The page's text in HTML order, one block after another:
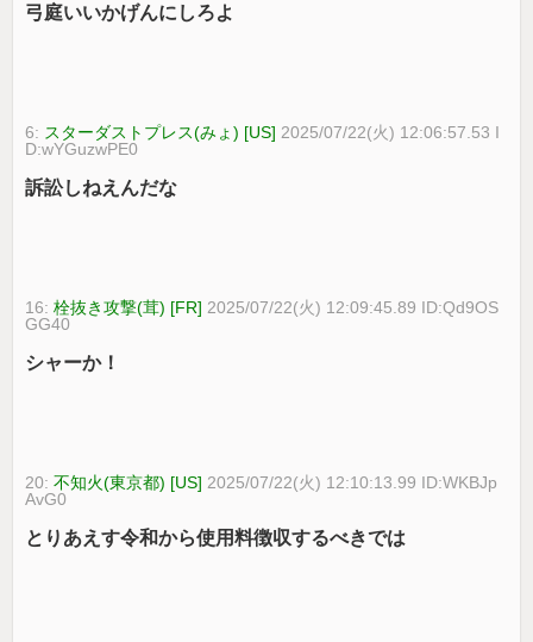
弓庭いいかげんにしろよ
6: スターダストプレス(みょ) [US] 2025/07/22(火) 12:06:57.53 I
D:wYGuzwPE0
訴訟しねえんだな
16:栓抜き攻撃(茸) [FR] 2025/07/22(火) 12:09:45.89 ID:Qd9OS
GG40
シャーか！
20:不知火(東京都) [US] 2025/07/22(火) 12:10:13.99 ID:WKBJp
AvG0
とりあえす令和から使用料徴収するべきでは